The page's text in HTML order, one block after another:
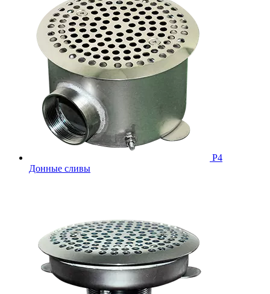
Р4
Донные сливы